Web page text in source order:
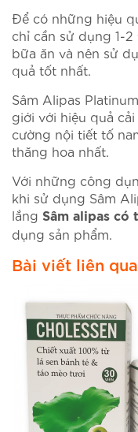
Để có những hiệu
chỉ cần sử dụng 1-
bữa ăn và nên sử
quả tốt nhất.
Sâm Alipas
giới với hiệu quả
cường nội tiết tố
thăng hoa nhất.
Với những công
khi sử dụng Sâm
lắng Sâm alipas có
dụng sản phẩm.
Bài viết liên